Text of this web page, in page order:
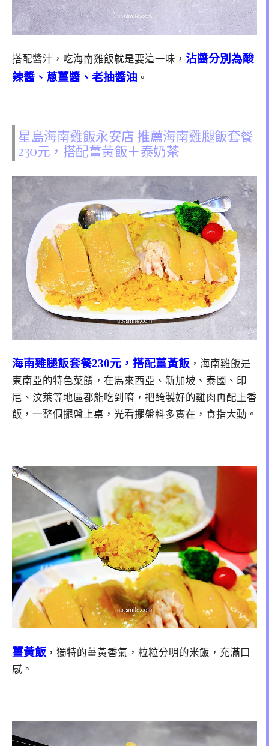
搭配醬汁，吃海南雞飯就是要這一味， 沾醬分別為酸
辣醬、蔥薑醬、老抽醬油 。
星島海南雞飯永安店 推薦海南雞腿飯套餐
230元，搭配薑黃飯＋泰奶茶
海南雞腿飯套餐230元，搭配薑黃飯 ，海南雞飯是
東南亞的特色菜餚， 在馬來西亞、新加坡、泰國、印
尼、 汶萊等地區都能吃到唷，把醃製好的雞肉再配上香
飯，一整個擺盤上桌，光看擺盤料多實在，食指大動 。
薑黃飯 ，獨特的薑黃香氣，粒粒分明的米飯，充滿口
感。